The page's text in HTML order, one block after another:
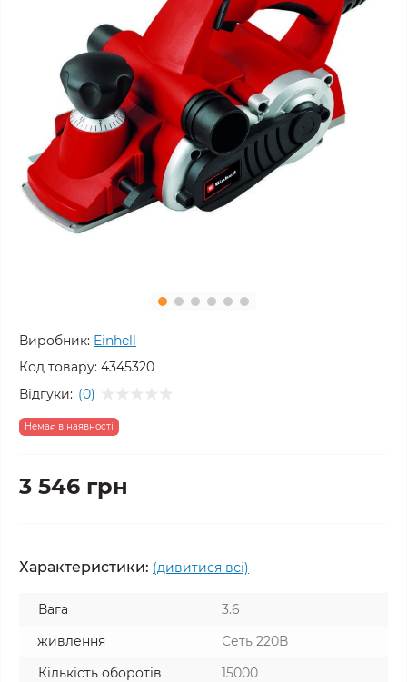
Виробник: Einhell
Код товару: 4345320
Відгуки: (0)
Немає в наявності
3 546 грн
Характеристики: (дивитися всі)
Вага
3.6
живлення
Сеть 220В
Кількість оборотів
15000